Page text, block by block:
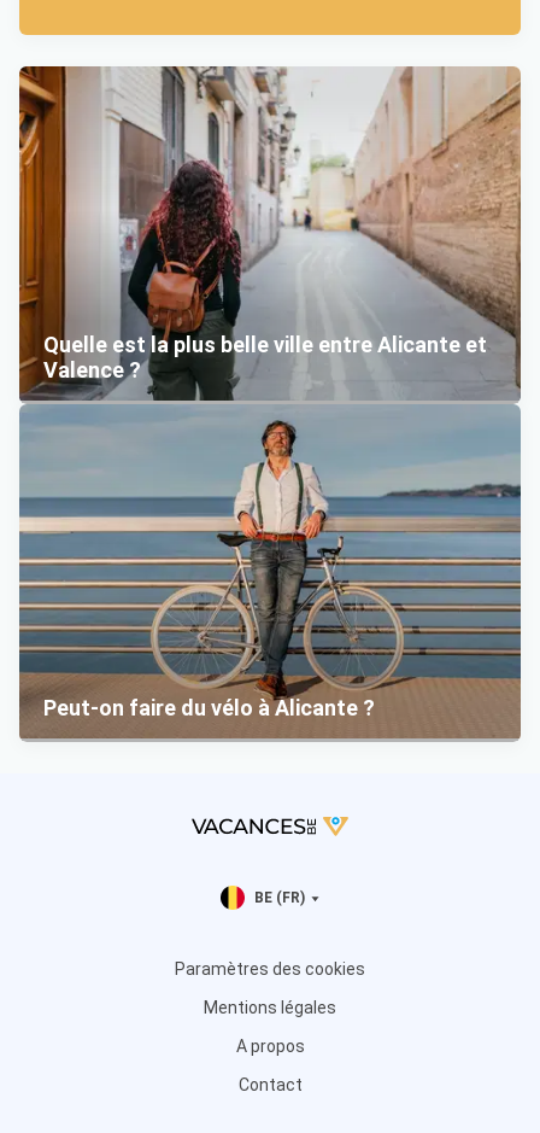
Quelle est la plus belle ville entre Alicante et
Valence ?
Peut-on faire du vélo à Alicante ?
BE (FR)
Paramètres des cookies
Mentions légales
A propos
Contact